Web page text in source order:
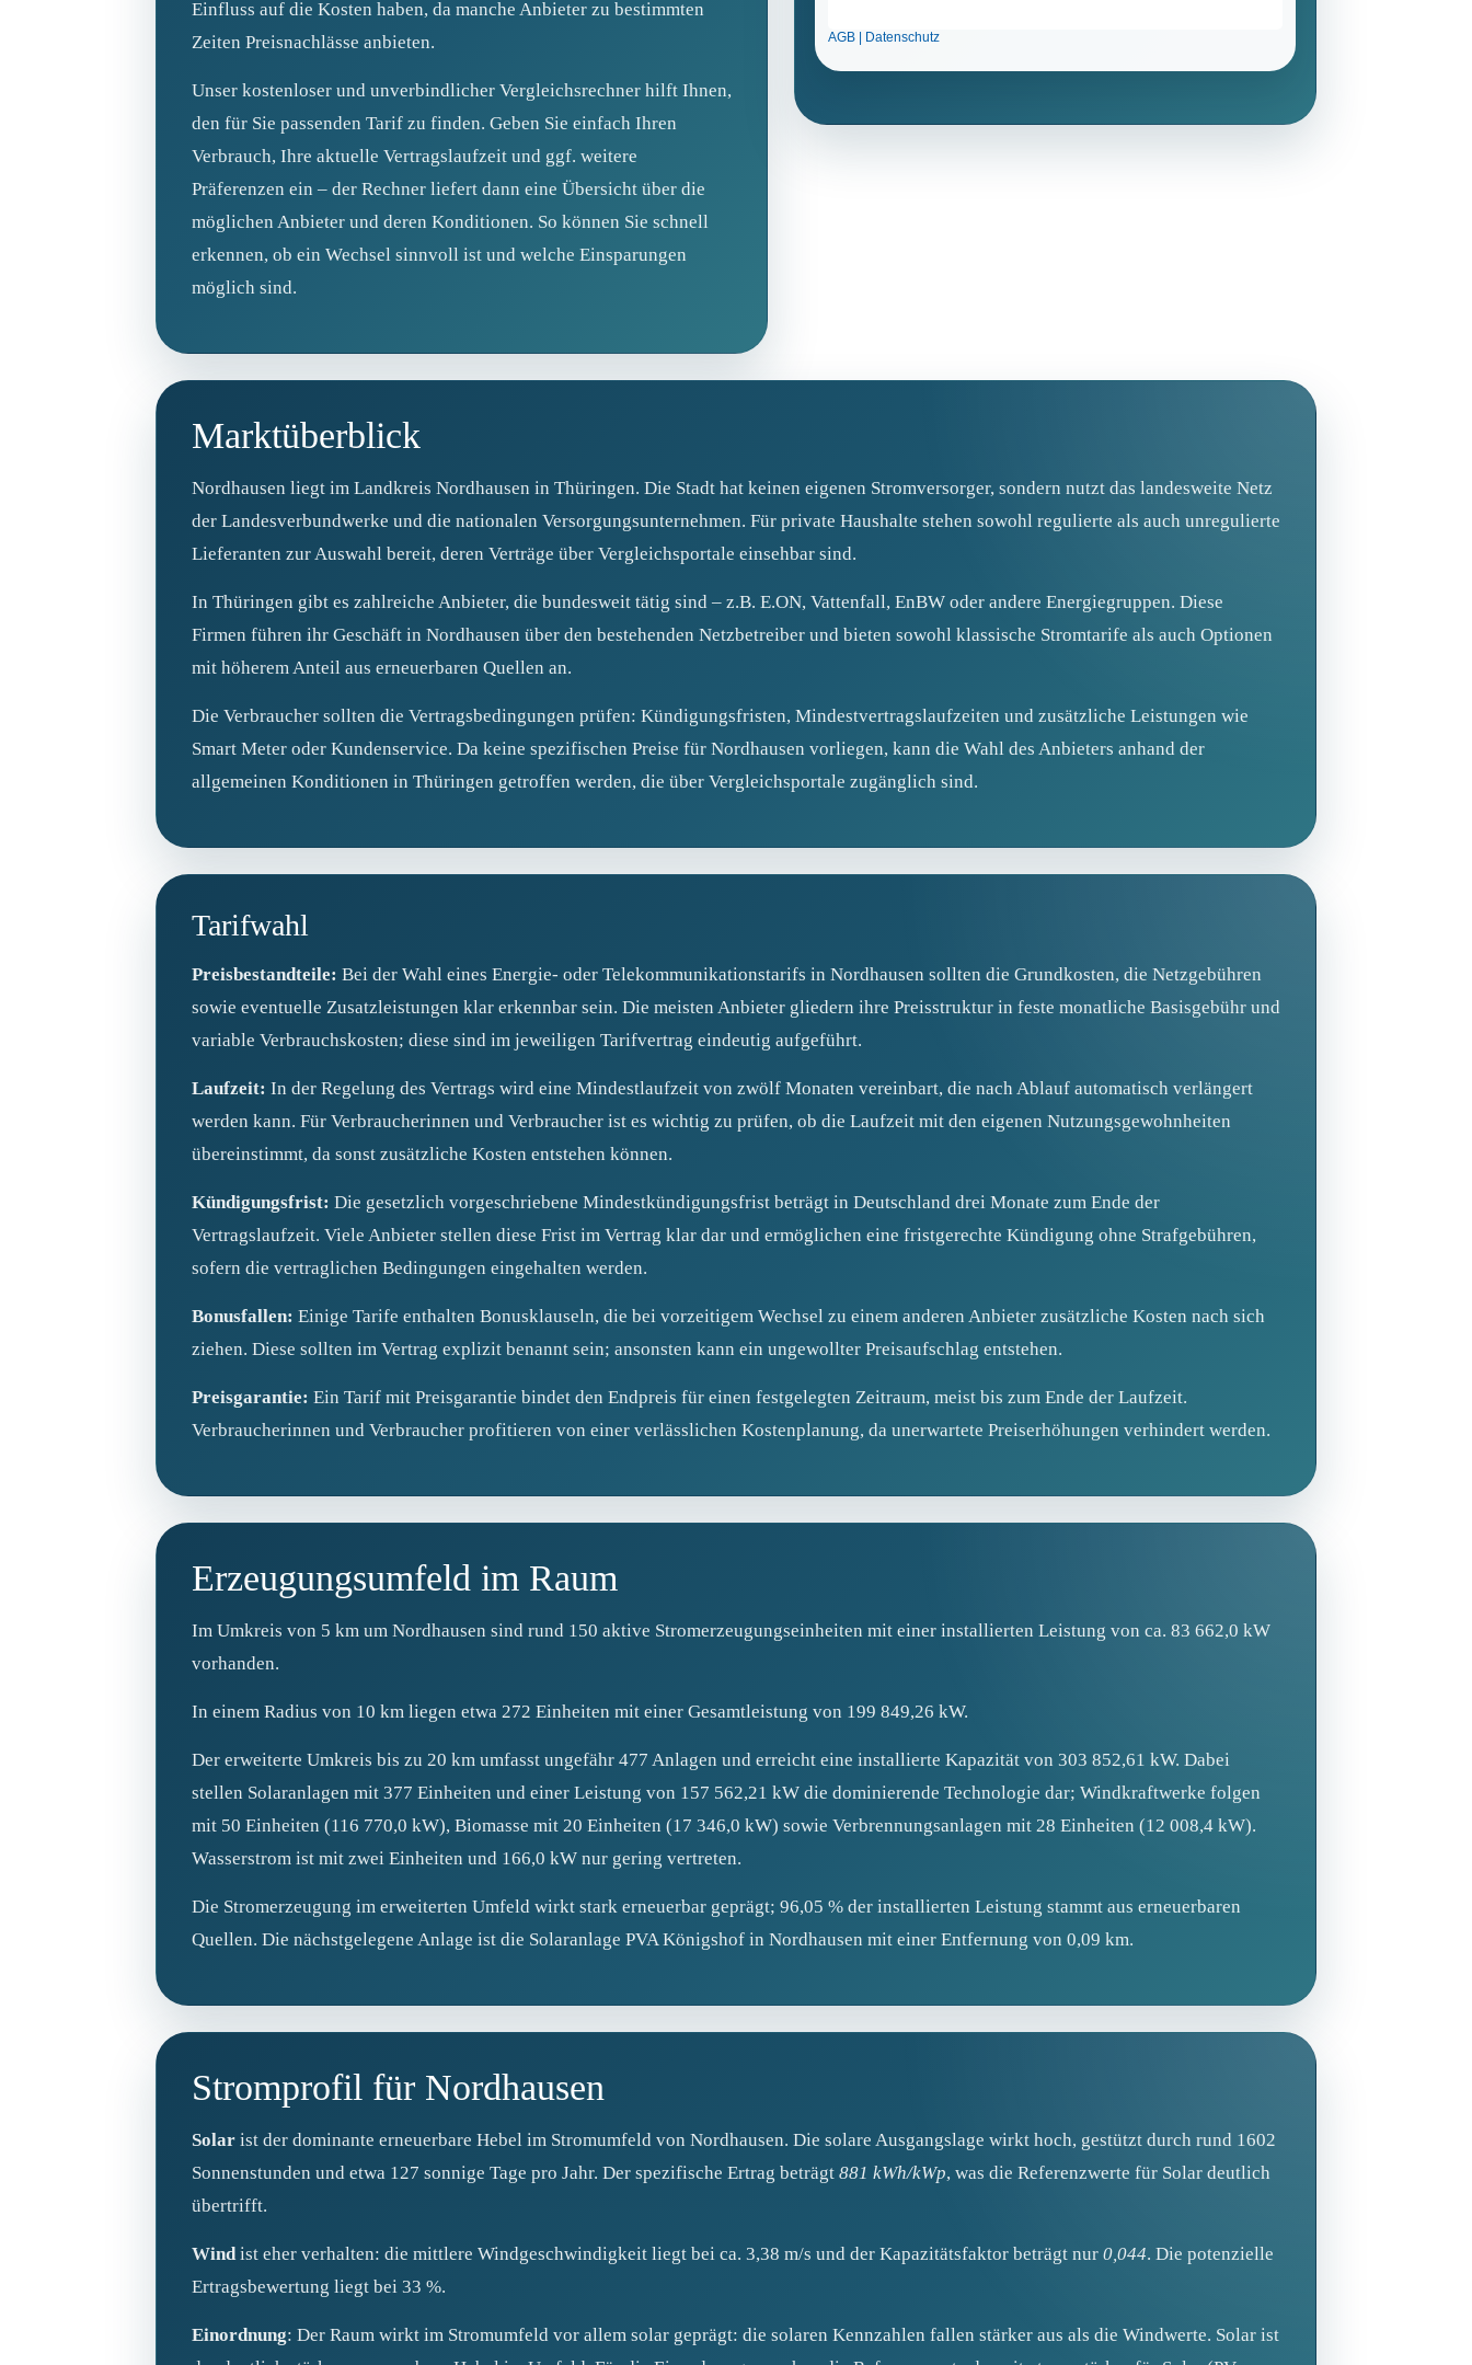
Einfluss auf die Kosten haben, da manche Anbieter zu bestimmten
Zeiten Preisnachlässe anbieten.
Unser kostenloser und unverbindlicher Vergleichsrechner hilft Ihnen,
den für Sie passenden Tarif zu finden. Geben Sie einfach Ihren
Verbrauch, Ihre aktuelle Vertragslaufzeit und ggf. weitere
Präferenzen ein – der Rechner liefert dann eine Übersicht über die
möglichen Anbieter und deren Konditionen. So können Sie schnell
erkennen, ob ein Wechsel sinnvoll ist und welche Einsparungen
möglich sind.
Marktüberblick
Nordhausen liegt im Landkreis Nordhausen in Thüringen. Die Stadt hat keinen eigenen Stromversorger, sondern nutzt das landesweite Netz
der Landesverbundwerke und die nationalen Versorgungsunternehmen. Für private Haushalte stehen sowohl regulierte als auch unregulierte
Lieferanten zur Auswahl bereit, deren Verträge über Vergleichsportale einsehbar sind.
In Thüringen gibt es zahlreiche Anbieter, die bundesweit tätig sind – z.B. E.ON, Vattenfall, EnBW oder andere Energiegruppen. Diese
Firmen führen ihr Geschäft in Nordhausen über den bestehenden Netzbetreiber und bieten sowohl klassische Stromtarife als auch Optionen
mit höherem Anteil aus erneuerbaren Quellen an.
Die Verbraucher sollten die Vertragsbedingungen prüfen: Kündigungsfristen, Mindestvertragslaufzeiten und zusätzliche Leistungen wie
Smart Meter oder Kundenservice. Da keine spezifischen Preise für Nordhausen vorliegen, kann die Wahl des Anbieters anhand der
allgemeinen Konditionen in Thüringen getroffen werden, die über Vergleichsportale zugänglich sind.
Tarifwahl
Preisbestandteile: Bei der Wahl eines Energie- oder Telekommunikationstarifs in Nordhausen sollten die Grundkosten, die Netzgebühren
sowie eventuelle Zusatzleistungen klar erkennbar sein. Die meisten Anbieter gliedern ihre Preisstruktur in feste monatliche Basisgebühr und
variable Verbrauchskosten; diese sind im jeweiligen Tarifvertrag eindeutig aufgeführt.
Laufzeit: In der Regelung des Vertrags wird eine Mindestlaufzeit von zwölf Monaten vereinbart, die nach Ablauf automatisch verlängert
werden kann. Für Verbraucherinnen und Verbraucher ist es wichtig zu prüfen, ob die Laufzeit mit den eigenen Nutzungsgewohnheiten
übereinstimmt, da sonst zusätzliche Kosten entstehen können.
Kündigungsfrist: Die gesetzlich vorgeschriebene Mindestkündigungsfrist beträgt in Deutschland drei Monate zum Ende der
Vertragslaufzeit. Viele Anbieter stellen diese Frist im Vertrag klar dar und ermöglichen eine fristgerechte Kündigung ohne Strafgebühren,
sofern die vertraglichen Bedingungen eingehalten werden.
Bonusfallen: Einige Tarife enthalten Bonusklauseln, die bei vorzeitigem Wechsel zu einem anderen Anbieter zusätzliche Kosten nach sich
ziehen. Diese sollten im Vertrag explizit benannt sein; ansonsten kann ein ungewollter Preisaufschlag entstehen.
Preisgarantie: Ein Tarif mit Preisgarantie bindet den Endpreis für einen festgelegten Zeitraum, meist bis zum Ende der Laufzeit.
Verbraucherinnen und Verbraucher profitieren von einer verlässlichen Kostenplanung, da unerwartete Preiserhöhungen verhindert werden.
Erzeugungsumfeld im Raum
Im Umkreis von 5 km um Nordhausen sind rund 150 aktive Stromerzeugungseinheiten mit einer installierten Leistung von ca. 83 662,0 kW
vorhanden.
In einem Radius von 10 km liegen etwa 272 Einheiten mit einer Gesamtleistung von 199 849,26 kW.
Der erweiterte Umkreis bis zu 20 km umfasst ungefähr 477 Anlagen und erreicht eine installierte Kapazität von 303 852,61 kW. Dabei
stellen Solaranlagen mit 377 Einheiten und einer Leistung von 157 562,21 kW die dominierende Technologie dar; Windkraftwerke folgen
mit 50 Einheiten (116 770,0 kW), Biomasse mit 20 Einheiten (17 346,0 kW) sowie Verbrennungsanlagen mit 28 Einheiten (12 008,4 kW).
Wasserstrom ist mit zwei Einheiten und 166,0 kW nur gering vertreten.
Die Stromerzeugung im erweiterten Umfeld wirkt stark erneuerbar geprägt; 96,05 % der installierten Leistung stammt aus erneuerbaren
Quellen. Die nächstgelegene Anlage ist die Solaranlage PVA Königshof in Nordhausen mit einer Entfernung von 0,09 km.
Stromprofil für Nordhausen
Solar ist der dominante erneuerbare Hebel im Stromumfeld von Nordhausen. Die solare Ausgangslage wirkt hoch, gestützt durch rund 1602
Sonnenstunden und etwa 127 sonnige Tage pro Jahr. Der spezifische Ertrag beträgt 881 kWh/kWp, was die Referenzwerte für Solar deutlich
übertrifft.
Windist eher verhalten: die mittlere Windgeschwindigkeit liegt bei ca. 3,38 m/s und der Kapazitätsfaktor beträgt nur 0,044. Die potenzielle
Ertragsbewertung liegt bei 33 %.
Einordnung: Der Raum wirkt im Stromumfeld vor allem solar geprägt: die solaren Kennzahlen fallen stärker aus als die Windwerte. Solar ist